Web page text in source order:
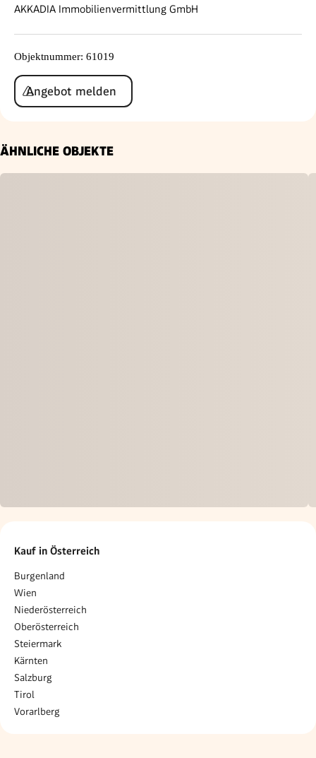
AKKADIA Immobilienvermittlung GmbH
Objektnummer: 61019
Angebot melden
ÄHNLICHE OBJEKTE
Kauf in Österreich
Burgenland
Wien
Niederösterreich
Oberösterreich
Steiermark
Kärnten
Salzburg
Tirol
Vorarlberg